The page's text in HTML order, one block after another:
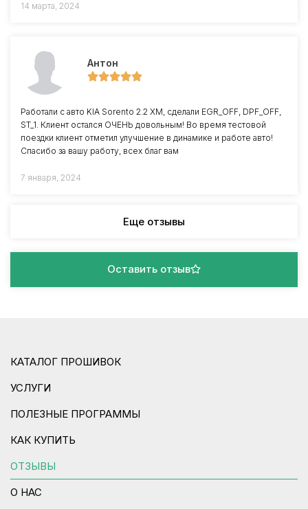
14 марта, 2024
Антон
Работали с авто KIA Sorento 2.2 XM, сделали EGR_OFF, DPF_OFF,
ST_1. Клиент остался ОЧЕНЬ довольным! Во время тестовой
поездки клиент отметил улучшение в динамике и работе авто!
Спасибо за вашу работу, всех благ вам
7 января, 2024
Еще отзывы
Оставить отзыв
КАТАЛОГ ПРОШИВОК
УСЛУГИ
ПОЛЕЗНЫЕ ПРОГРАММЫ
КАК КУПИТЬ
ОТЗЫВЫ
О НАС